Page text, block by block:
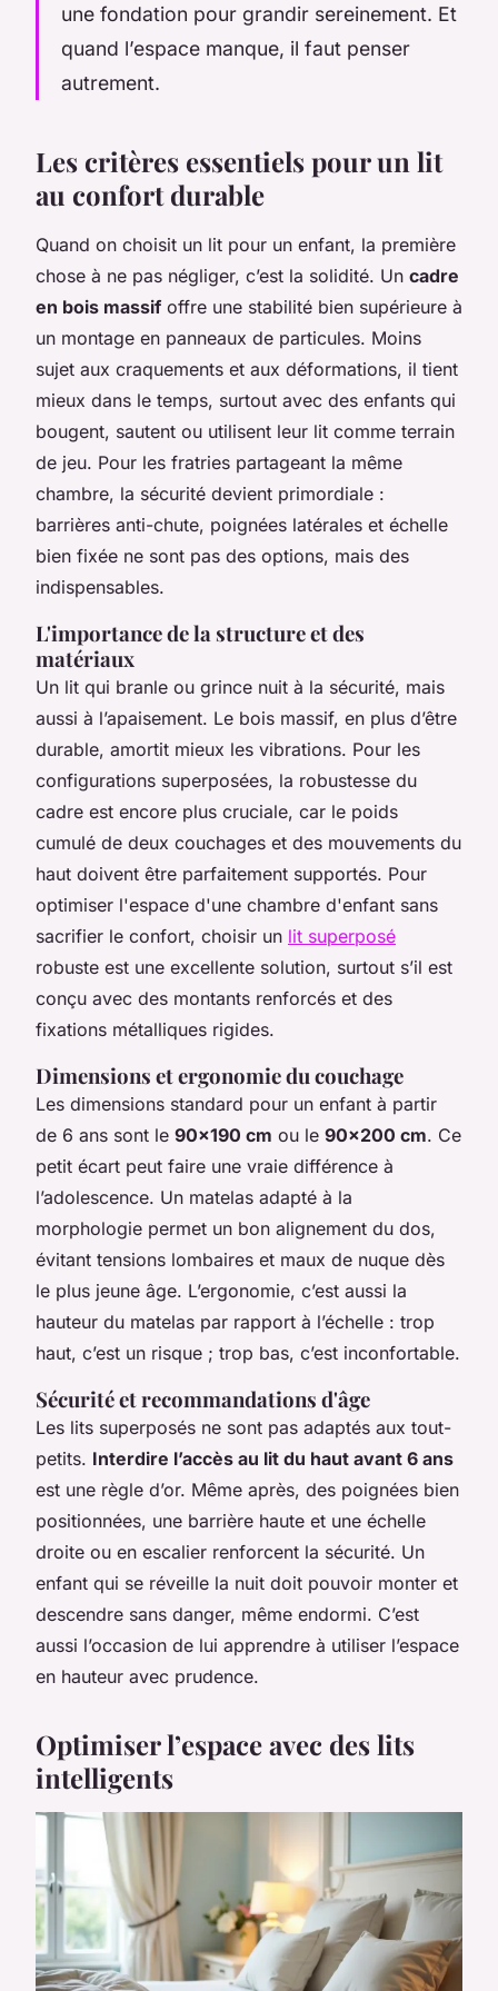
une fondation pour grandir sereinement. Et
quand l’espace manque, il faut penser
autrement.
Les critères essentiels pour un lit
au confort durable
Quand on choisit un lit pour un enfant, la première
chose à ne pas négliger, c’est la solidité. Un cadre
en bois massif offre une stabilité bien supérieure à
un montage en panneaux de particules. Moins
sujet aux craquements et aux déformations, il tient
mieux dans le temps, surtout avec des enfants qui
bougent, sautent ou utilisent leur lit comme terrain
de jeu. Pour les fratries partageant la même
chambre, la sécurité devient primordiale :
barrières anti-chute, poignées latérales et échelle
bien fixée ne sont pas des options, mais des
indispensables.
L'importance de la structure et des
matériaux
Un lit qui branle ou grince nuit à la sécurité, mais
aussi à l’apaisement. Le bois massif, en plus d’être
durable, amortit mieux les vibrations. Pour les
configurations superposées, la robustesse du
cadre est encore plus cruciale, car le poids
cumulé de deux couchages et des mouvements du
haut doivent être parfaitement supportés. Pour
optimiser l'espace d'une chambre d'enfant sans
sacrifier le confort, choisir un lit superposé
robuste est une excellente solution, surtout s’il est
conçu avec des montants renforcés et des
fixations métalliques rigides.
Dimensions et ergonomie du couchage
Les dimensions standard pour un enfant à partir
de 6 ans sont le 90x190 cm ou le 90x200 cm. Ce
petit écart peut faire une vraie différence à
l’adolescence. Un matelas adapté à la
morphologie permet un bon alignement du dos,
évitant tensions lombaires et maux de nuque dès
le plus jeune âge. L’ergonomie, c’est aussi la
hauteur du matelas par rapport à l’échelle : trop
haut, c’est un risque ; trop bas, c’est inconfortable.
Sécurité et recommandations d'âge
Les lits superposés ne sont pas adaptés aux tout-
petits. Interdire l’accès au lit du haut avant 6 ans
est une règle d’or. Même après, des poignées bien
positionnées, une barrière haute et une échelle
droite ou en escalier renforcent la sécurité. Un
enfant qui se réveille la nuit doit pouvoir monter et
descendre sans danger, même endormi. C’est
aussi l’occasion de lui apprendre à utiliser l’espace
en hauteur avec prudence.
Optimiser l’espace avec des lits
intelligents